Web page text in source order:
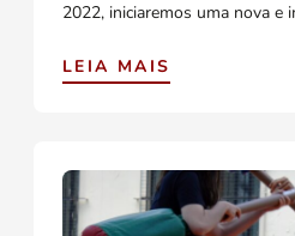
2022, iniciaremos uma nova e
LEIA MAIS